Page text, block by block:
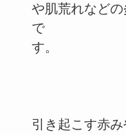
や肌荒れなど
で
引き起こす赤